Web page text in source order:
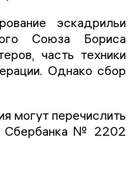
эскадрильи
Союза Бориса
часть техники
Однако сбор
могут перечислить
Сбербанка № 2202